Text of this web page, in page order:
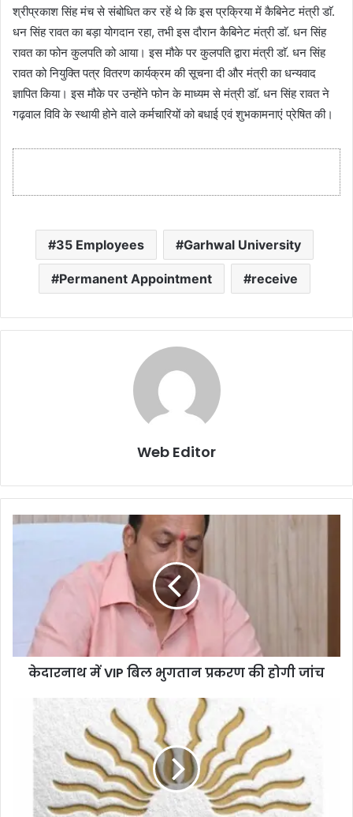
श्रीप्रकाश सिंह मंच से संबोधित कर रहें थे कि इस प्रक्रिया में कैबिनेट मंत्री डाॅ.
धन सिंह रावत का बड़ा योगदान रहा, तभी इस दौरान कैबिनेट मंत्री डाॅ. धन सिंह
रावत का फोन कुलपति को आया। इस मौके पर कुलपति द्वारा मंत्री डाॅ. धन सिंह
रावत को नियुक्ति पत्र वितरण कार्यक्रम की सूचना दी और मंत्री का धन्यवाद
ज्ञापित किया। इस मौके पर उन्होंने फोन के माध्यम से मंत्री डाॅ. धन सिंह रावत ने
गढ़वाल विवि के स्थायी होने वाले कर्मचारियों को बधाई एवं शुभकामनाएं प्रेषित की।
35 Employees Garhwal University
Permanent Appointment receive
Web Editor
केदारनाथ में VIP बिल भुगतान प्रकरण की होगी जांच